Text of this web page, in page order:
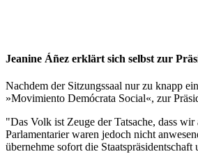
Jeanine Áñez erklärt sich selbst zur
Nachdem der Sitzungssaal nur zu knapp
»Movimiento Demócrata Social«, zur
"Das Volk ist Zeuge der Tatsache, dass
Parlamentarier waren jedoch nicht
übernehme sofort die